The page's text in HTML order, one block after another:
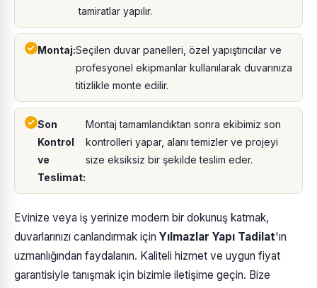
tamiratlar yapılır.
Montaj:Seçilen duvar panelleri, özel yapıştırıcılar ve
profesyonel ekipmanlar kullanılarak duvarınıza
titizlikle monte edilir.
Son
Kontrol
ve
Teslimat:
Montaj tamamlandıktan sonra ekibimiz son
kontrolleri yapar, alanı temizler ve projeyi
size eksiksiz bir şekilde teslim eder.
Evinize veya iş yerinize modern bir dokunuş katmak,
duvarlarınızı canlandırmak için Yılmazlar Yapı Tadilat'ın
uzmanlığından faydalanın. Kaliteli hizmet ve uygun fiyat
garantisiyle tanışmak için bizimle iletişime geçin. Bize